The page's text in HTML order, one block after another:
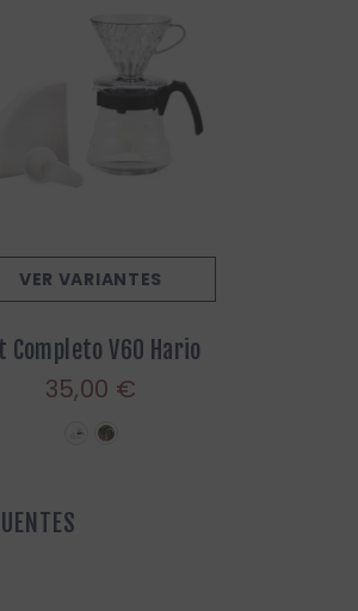
VER VARIANTES
Completo V60 Hario
35,00 €